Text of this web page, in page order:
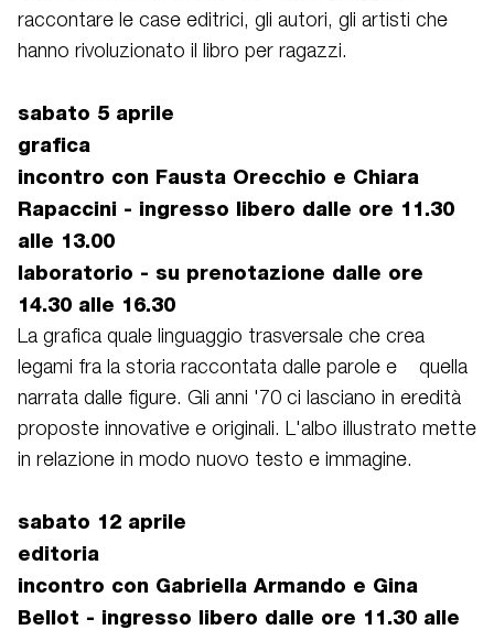
raccontare le case editrici, gli autori, gli artisti che
hanno rivoluzionato il libro per ragazzi.
sabato 5 aprile
grafica
incontro con Fausta Orecchio e Chiara
Rapaccini - ingresso libero dalle ore 11.30
alle 13.00
laboratorio - su prenotazione dalle ore
14.30 alle 16.30
La grafica quale linguaggio trasversale che crea
legami fra la storia raccontata dalle parole e quella
narrata dalle figure. Gli anni '70 ci lasciano in eredità
proposte innovative e originali. L'albo illustrato mette
in relazione in modo nuovo testo e immagine.
sabato 12 aprile
editoria
incontro con Gabriella Armando e Gina
Bellot - ingresso libero dalle ore 11.30 alle